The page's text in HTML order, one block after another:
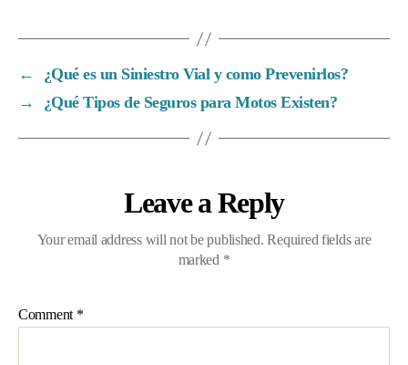
←
¿Qué es un Siniestro Vial y como Prevenirlos?
→
¿Qué Tipos de Seguros para Motos Existen?
Leave a Reply
Your email address will not be published. Required fields are
marked *
Comment *